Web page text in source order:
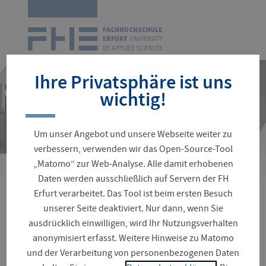
überspringen
Sie
sind
hier:
Energiegerechtigkeit
Studierende der Stadt- und Raumplanung waren
Ihre Privatsphäre ist uns
wichtig!
Um unser Angebot und unsere Webseite weiter zu
verbessern, verwenden wir das Open-Source-Tool
„Matomo“ zur Web-Analyse. Alle damit erhobenen
Daten werden ausschließlich auf Servern der FH
Erfurt verarbeitet. Das Tool ist beim ersten Besuch
unserer Seite deaktiviert. Nur dann, wenn Sie
ausdrücklich einwilligen, wird Ihr Nutzungsverhalten
anonymisiert erfasst. Weitere Hinweise zu Matomo
und der Verarbeitung von personenbezogenen Daten